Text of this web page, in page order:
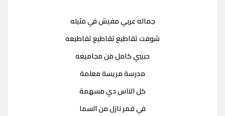
جماله عربي مفيش في مثيله
شوفت تقاطيع تقاطيع تقاطيعه
حبيبي كامل من مجاميعه
مدرسة مريسة معلمة
كل الناس دي مسهمة
في قمر نازل من السما